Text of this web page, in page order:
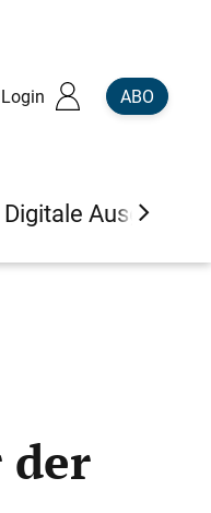
Login ABO
Digitale Ausgaben
der